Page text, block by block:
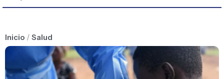
Inicio / Salud